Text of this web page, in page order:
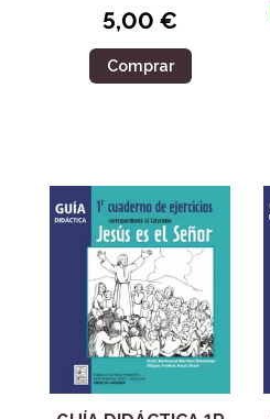
5,00 €
Comprar